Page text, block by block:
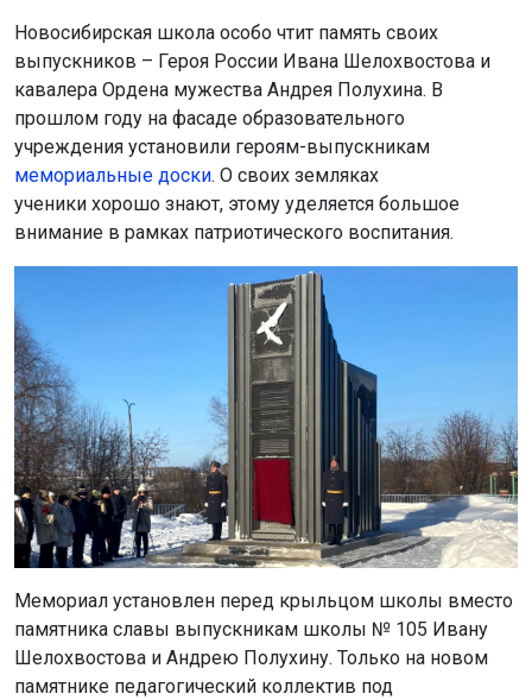
Новосибирская школа особо чтит память своих
выпускников – Героя России Ивана Шелохвостова и
кавалера Ордена мужества Андрея Полухина. В
прошлом году на фасаде образовательного
учреждения установили героям-выпускникам
мемориальные доски. О своих земляках
ученики хорошо знают, этому уделяется большое
внимание в рамках патриотического воспитания.
Мемориал установлен перед крыльцом школы вместо
памятника славы выпускникам школы № 105 Ивану
Шелохвостова и Андрею Полухину. Только на новом
памятнике педагогический коллектив под